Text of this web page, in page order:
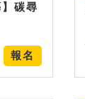
碳尋
報名